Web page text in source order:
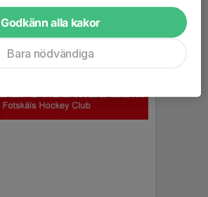
Godkänn alla kakor
Bara nödvändiga